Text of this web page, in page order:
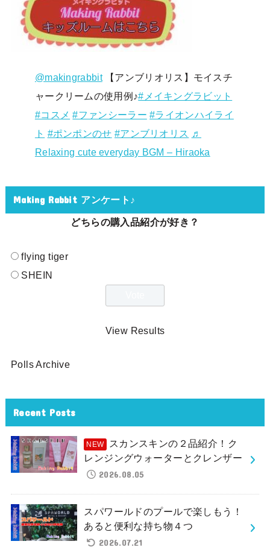
@makingrabbit【アンブリオリス】モイスチ
ャークリームの使用例♪#メイキングラビット
#コスメ #ファンシーラー #ライオンハイライ
ト #ポンポンのせ #アンブリオリス
♬
Relaxing cute everyday BGM – Hiraoka
Making Rabbit アンケート♪
どちらの購入品紹介が好き？
flying tiger
SHEIN
View Results
Polls Archive
Recent Posts
スカンスキンの２品紹介！ク
レンジングウォーターとクレンザー
2026.08.05
スパワールドのプールで楽しもう！
あると便利な持ち物４つ
2026.07.21